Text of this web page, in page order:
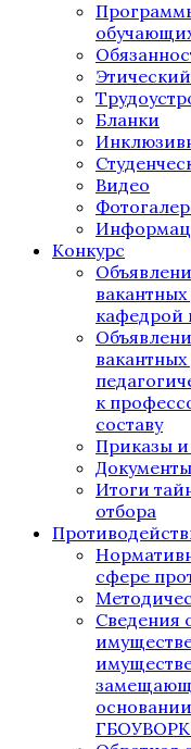
Бланки
Видео
Конкурс
кафедрой
к
составу
Приказы
Итоги
отбора
сфере
Сведения